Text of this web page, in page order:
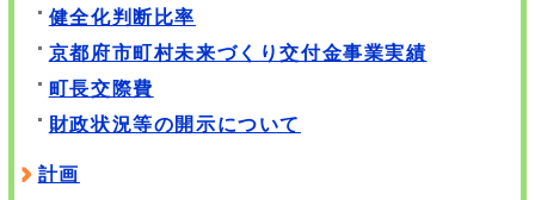
健全化判断比率
京都府市町村未来づくり交付金事業実績
町長交際費
財政状況等の開示について
計画